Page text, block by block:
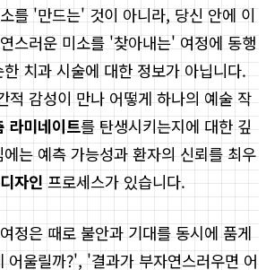
를 '만드는' 것이 아니라, 당신 안에 이
스러운 미소를 '찾아내는' 여정에 동행
치과 시술에 대한 정보가 아닙니다.
적 감성이 만나 어떻게 하나의 예술 작
라미네이트를 탄생시키는지에 대한 깊
는 예측 가능성과 환자의 신뢰를 최우
자인 프로세스가 있습니다.
정은 때로 불안과 기대를 동시에 품게
어울릴까?', '결과가 부자연스러우면 어